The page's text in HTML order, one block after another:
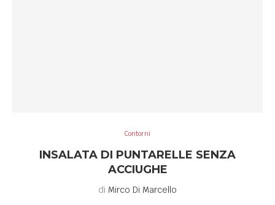
Contorni
INSALATA DI PUNTARELLE SENZA
ACCIUGHE
di Mirco Di Marcello